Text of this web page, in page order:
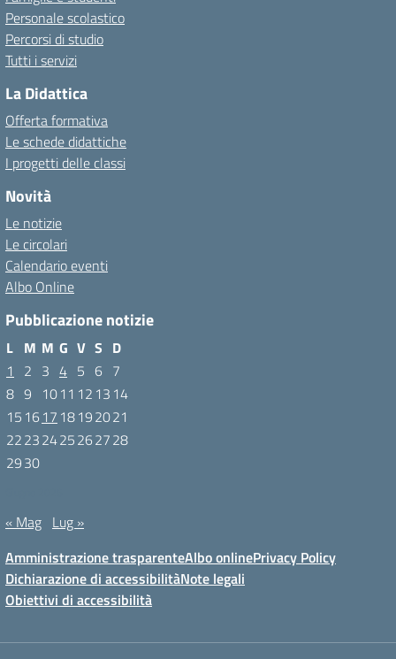
Personale scolastico
Percorsi di studio
Tutti i servizi
La Didattica
Offerta formativa
Le schede didattiche
I progetti delle classi
Novità
Le notizie
Le circolari
Calendario eventi
Albo Online
Pubblicazione notizie
L M M G V S D
1
2 3 4 5 6 7
8 9 1011 12 13 14
15 1617 18192021
22232425262728
2930
« Mag Lug »
Amministrazione trasparenteAlbo onlinePrivacy Policy
Dichiarazione di accessibilitàNote legali
Obiettivi di accessibilità